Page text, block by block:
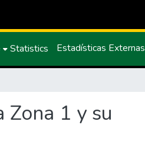
Statistics Estadísticas Externas
1 y su